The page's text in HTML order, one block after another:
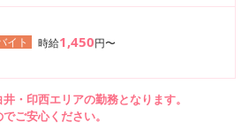
イト 時給1,450円〜
・印西エリアの勤務となります。
ご安心ください。